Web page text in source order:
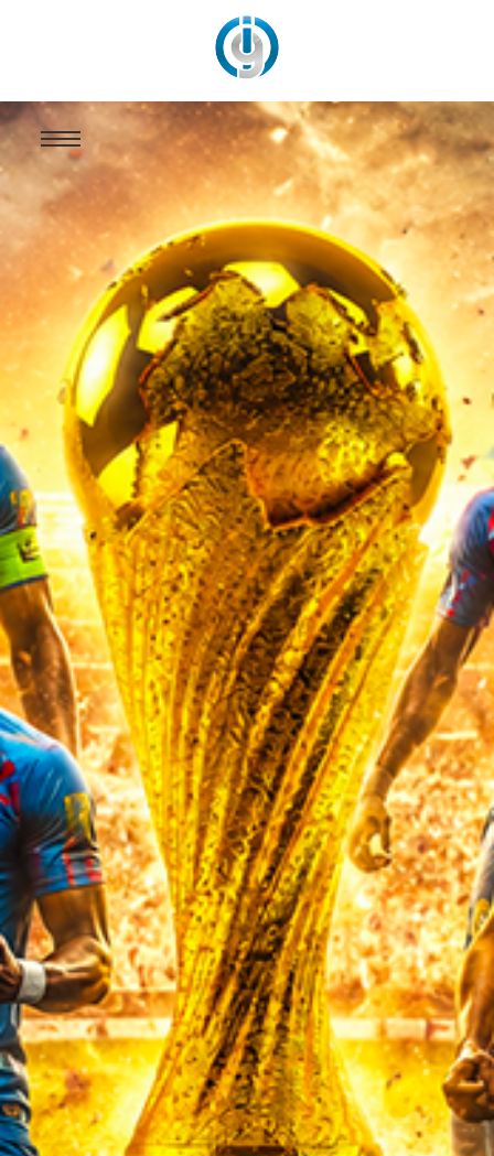
Mondial 2026: L’autre visage de la Coupe du monde avant Portugal-Rdc
depuis les USA